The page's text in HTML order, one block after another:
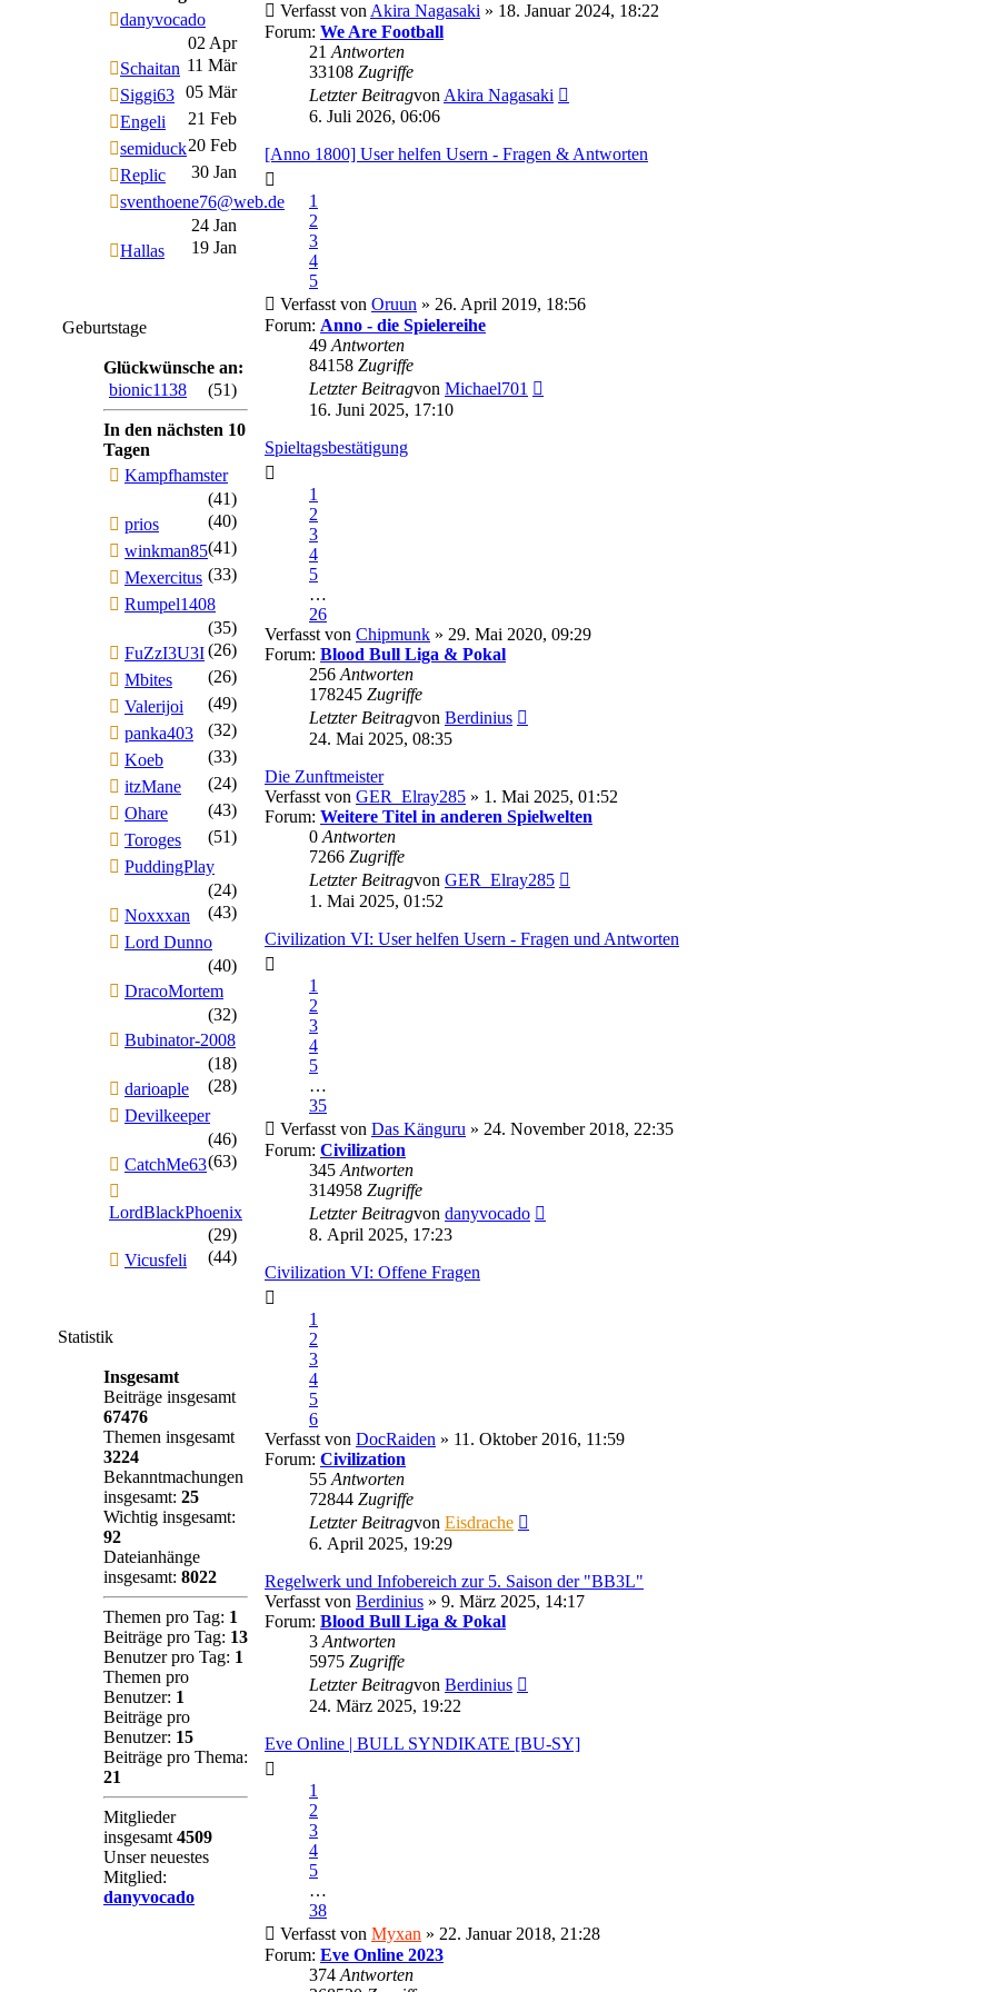
Verfasst von Akira Nagasaki » 18. Januar 2024, 18:22
Forum: We Are Football
21 Antworten
33108 Zugriffe
Letzter Beitragvon Akira Nagasaki
6. Juli 2026, 06:06
[Anno 1800] User helfen Usern - Fragen & Antworten
1
2
3
4
5
Verfasst von Oruun » 26. April 2019, 18:56
Forum: Anno - die Spielereihe
49 Antworten
84158 Zugriffe
Letzter Beitragvon Michael701
16. Juni 2025, 17:10
Spieltagsbestätigung
1
2
3
4
5
…
26
Verfasst von Chipmunk » 29. Mai 2020, 09:29
Forum: Blood Bull Liga & Pokal
256 Antworten
178245 Zugriffe
Letzter Beitragvon Berdinius
24. Mai 2025, 08:35
Die Zunftmeister
Verfasst von GER_Elray285 » 1. Mai 2025, 01:52
Forum: Weitere Titel in anderen Spielwelten
0 Antworten
7266 Zugriffe
Letzter Beitragvon GER_Elray285
1. Mai 2025, 01:52
Civilization VI: User helfen Usern - Fragen und Antworten
1
2
3
4
5
…
35
Verfasst von Das Känguru » 24. November 2018, 22:35
Forum: Civilization
345 Antworten
314958 Zugriffe
Letzter Beitragvon danyvocado
8. April 2025, 17:23
Civilization VI: Offene Fragen
1
2
3
4
5
6
Verfasst von DocRaiden » 11. Oktober 2016, 11:59
Forum: Civilization
55 Antworten
72844 Zugriffe
Letzter Beitragvon Eisdrache
6. April 2025, 19:29
Regelwerk und Infobereich zur 5. Saison der "BB3L"
Verfasst von Berdinius » 9. März 2025, 14:17
Forum: Blood Bull Liga & Pokal
3 Antworten
5975 Zugriffe
Letzter Beitragvon Berdinius
24. März 2025, 19:22
Eve Online | BULL SYNDIKATE [BU-SY]
1
2
3
4
5
…
38
Verfasst von Myxan » 22. Januar 2018, 21:28
Forum: Eve Online 2023
374 Antworten
danyvocado
02 Apr
Schaitan 11 Mär
Siggi63 05 Mär
Engeli
21 Feb
semiduck20 Feb
Replic
30 Jan
sventhoene76@web.de
24 Jan
Hallas
19 Jan
Geburtstage
Glückwünsche an:
bionic1138
(51)
In den nächsten 10
Tagen
Kampfhamster
(41)
prios
(40)
winkman85(41)
Mexercitus (33)
Rumpel1408
(35)
FuZzI3U3I(26)
Mbites
(26)
Valerijoi
(49)
panka403
(32)
Koeb
(33)
itzMane
(24)
Ohare
(43)
Toroges
(51)
PuddingPlay
(24)
Noxxxan
(43)
Lord Dunno
(40)
DracoMortem
(32)
Bubinator-2008
(18)
darioaple
(28)
Devilkeeper
(46)
CatchMe63(63)
LordBlackPhoenix
(29)
Vicusfeli
(44)
Statistik
Insgesamt
Beiträge insgesamt
67476
Themen insgesamt
3224
Bekanntmachungen
insgesamt: 25
Wichtig insgesamt:
92
Dateianhänge
insgesamt: 8022
Themen pro Tag: 1
Beiträge pro Tag: 13
Benutzer pro Tag: 1
Themen pro
Benutzer: 1
Beiträge pro
Benutzer: 15
Beiträge pro Thema:
21
Mitglieder
insgesamt 4509
Unser neuestes
Mitglied:
danyvocado